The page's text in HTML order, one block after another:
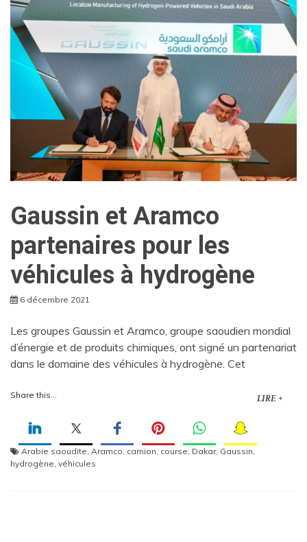
Gaussin et Aramco
partenaires pour les
véhicules à hydrogène
6 décembre 2021
Les groupes Gaussin et Aramco, groupe saoudien mondial
d’énergie et de produits chimiques, ont signé un partenariat
dans le domaine des véhicules à hydrogène. Cet
Share this... LIRE +
Arabie saoudite, Aramco, camion, course, Dakar, Gaussin,
hydrogène, véhicules